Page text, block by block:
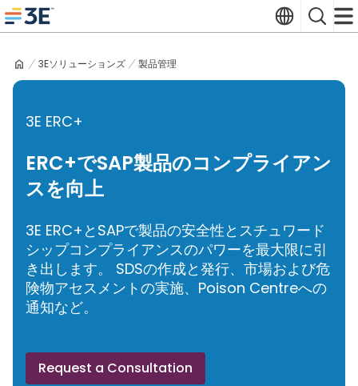
Skip
to
3E home
TranslateSearch
3Eソリューションズ 製品管理
3E ERC+
ERC+でSAP製品のコンプライアン
スを向上
3E ERC+とSAPで製品の安全性とスチュワード
シップコンプライアンスのパワーを最大限に引
き出します。 SDSの作成と発行、市場および危
険物アセスメントの実施、Poison Centreへの
通知など。
Request a Consultation